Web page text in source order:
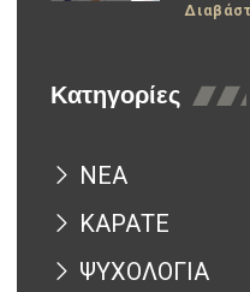
Κατηγορίες
ΝΕΑ
ΚΑΡΑΤΕ
ΨΥΧΟΛΟΓΙΑ